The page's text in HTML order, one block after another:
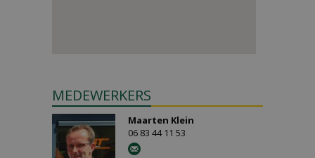
MEDEWERKERS
Maarten Klein
06 83 44 11 53